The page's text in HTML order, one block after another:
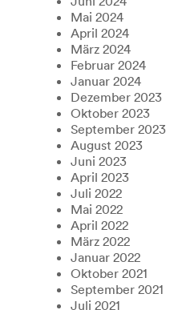
Mai 2024
April 2024
März 2024
Februar 2024
Januar 2024
Dezember 2023
Oktober 2023
September 2023
August 2023
Juni 2023
April 2023
Juli 2022
Mai 2022
April 2022
März 2022
Januar 2022
Oktober 2021
September 2021
Juli 2021